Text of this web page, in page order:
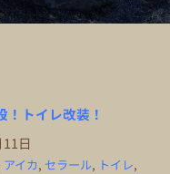
！トイレ改装！
日
アイカ, セラール, トイレ,